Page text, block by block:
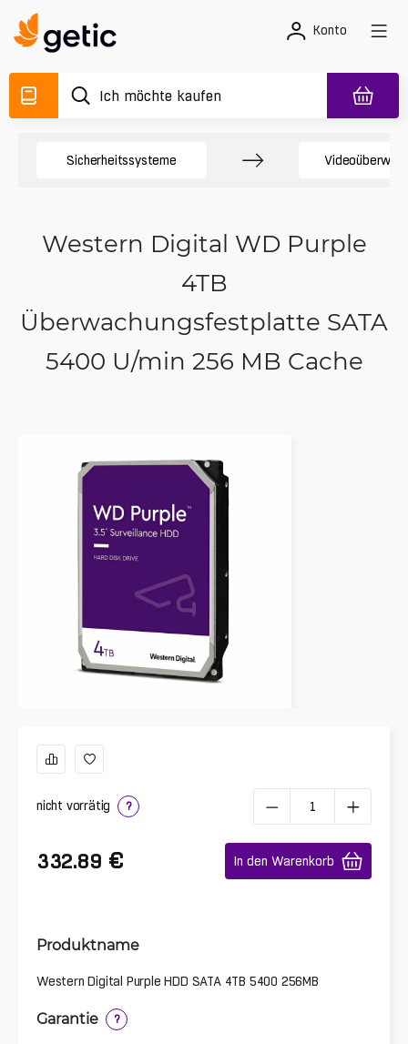
Konto
Sicherheitssysteme
Western Digital WD Purple
4TB
Überwachungsfestplatte SATA
5400 U/min 256 MB Cache
nicht vorrätig ?
332.89 € In den Warenkorb
Produktname
Western Digital Purple HDD SATA 4TB 5400 256MB
Garantie ?